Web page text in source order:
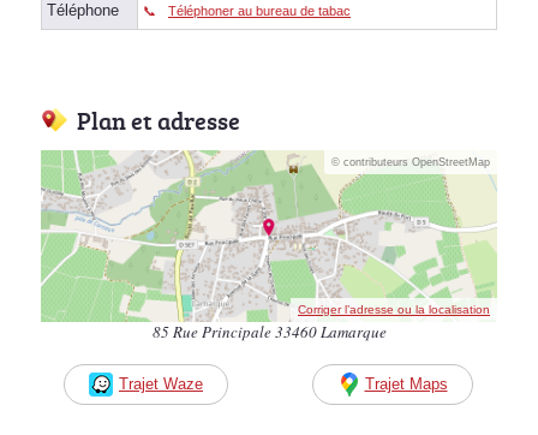
Téléphone Téléphoner au bureau de tabac
Plan et adresse
© contributeurs OpenStreetMap
Corriger l’adresse ou la localisation
85 Rue Principale 33460 Lamarque
Trajet Waze Trajet Maps